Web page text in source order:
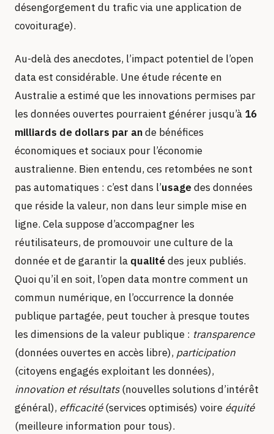
désengorgement du trafic via une application de
covoiturage).
Au-delà des anecdotes, l’impact potentiel de l’open
data est considérable. Une étude récente en
Australie a estimé que les innovations permises par
les données ouvertes pourraient générer jusqu’à 16
milliards de dollars par ande bénéfices
économiques et sociaux pour l’économie
australienne. Bien entendu, ces retombées ne sont
pas automatiques : c’est dans l’usagedes données
que réside la valeur, non dans leur simple mise en
ligne. Cela suppose d’accompagner les
réutilisateurs, de promouvoir une culture de la
donnée et de garantir la qualitédes jeux publiés.
Quoi qu’il en soit, l’open data montre comment un
commun numérique, en l’occurrence la donnée
publique partagée, peut toucher à presque toutes
les dimensions de la valeur publique : transparence
(données ouvertes en accès libre), participation
(citoyens engagés exploitant les données),
innovation et résultats(nouvelles solutions d’intérêt
général), efficacité(services optimisés) voire équité
(meilleure information pour tous).